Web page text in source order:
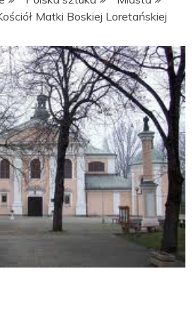
Matki Boskiej Loretańskiej